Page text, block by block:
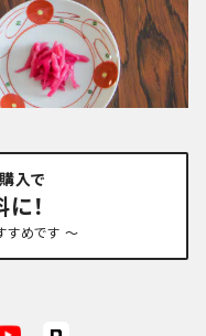
入で
！
すめです ～